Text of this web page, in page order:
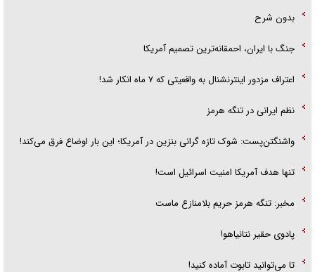
بدون شرح
جنگ با ایران، احمقانه‌ترین تصمیم آمریکا
اعتراف مزدور اینترنشنال به واقعیتی که ۷ ماه انکار شد!
نظم ایرانی در تنگه هرمز
واشنگتن‌پست: شوک تازه گرانی بنزین در آمریکا؛ این بار اوضاع فرق می‌کند!
تنها هدف آمریکا امنیت اسرائیل است!
مخبر: تنگه هرمز حریم بلامنازع ماست
پادوی حقیر نتانیاهو!
تا می‌توانید تابوت آماده کنید!